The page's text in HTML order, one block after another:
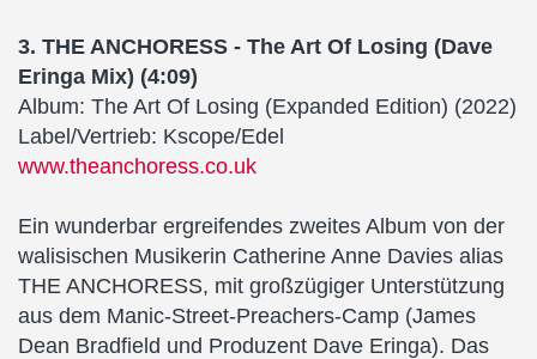
3. THE ANCHORESS - The Art Of Losing (Dave
Eringa Mix) (4:09)
Album: The Art Of Losing (Expanded Edition) (2022)
Label/Vertrieb: Kscope/Edel
www.theanchoress.co.uk
Ein wunderbar ergreifendes zweites Album von der
walisischen Musikerin Catherine Anne Davies alias
THE ANCHORESS, mit großzügiger Unterstützung
aus dem Manic-Street-Preachers-Camp (James
Dean Bradfield und Produzent Dave Eringa). Das